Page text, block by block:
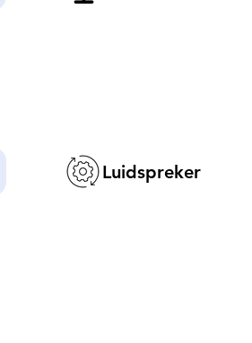
Luidspreker